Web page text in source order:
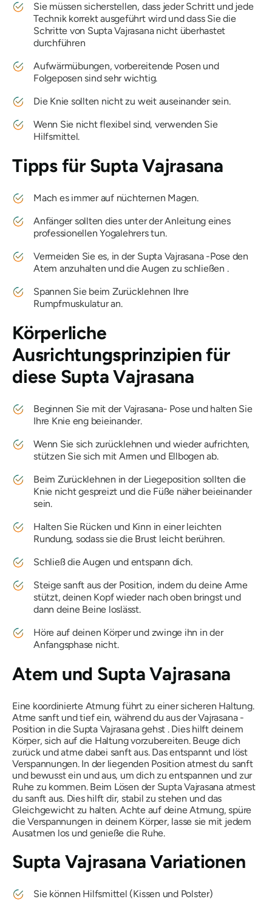
Sie müssen sicherstellen, dass jeder Schritt und jede
Technik korrekt ausgeführt wird und dass Sie die
Schritte von Supta Vajrasananicht überhastet
durchführen
Aufwärmübungen, vorbereitende Posen und
Folgeposen sind sehr wichtig.
Die Knie sollten nicht zu weit auseinander sein.
Wenn Sie nicht flexibel sind, verwenden Sie
Hilfsmittel.
Tipps für Supta Vajrasana
Mach es immer auf nüchternen Magen.
Anfänger sollten dies unter der Anleitung eines
professionellen Yogalehrers tun.
Vermeiden Sie es, in der Supta Vajrasana-Pose den
Atem anzuhalten und die Augen zu schließen .
Spannen Sie beim Zurücklehnen Ihre
Rumpfmuskulatur an.
Körperliche
Ausrichtungsprinzipien für
diese Supta Vajrasana
Beginnen Sie mit derVajrasana- Pose und halten Sie
Ihre Knie eng beieinander.
Wenn Sie sich zurücklehnen und wieder aufrichten,
stützen Sie sich mit Armen und Ellbogen ab.
Beim Zurücklehnen in der Liegeposition sollten die
Knie nicht gespreizt und die Füße näher beieinander
sein.
Halten Sie Rücken und Kinn in einer leichten
Rundung, sodass sie die Brust leicht berühren.
Schließ die Augen und entspann dich.
Steige sanft aus der Position, indem du deine Arme
stützt, deinen Kopf wieder nach oben bringst und
dann deine Beine loslässt.
Höre auf deinen Körper und zwinge ihn in der
Anfangsphase nicht.
Atem und Supta Vajrasana
Eine koordinierte Atmung führt zu einer sicheren Haltung.
Atme sanft und tief ein, während du aus derVajrasana-
Position in die Supta Vajrasanagehst . Dies hilft deinem
Körper, sich auf die Haltung vorzubereiten. Beuge dich
zurück und atme dabei sanft aus. Das entspannt und löst
Verspannungen. In der liegenden Position atmest du sanft
und bewusst ein und aus, um dich zu entspannen und zur
Ruhe zu kommen. Beim Lösen der Supta Vajrasanaatmest
du sanft aus. Dies hilft dir, stabil zu stehen und das
Gleichgewicht zu halten. Achte auf deine Atmung, spüre
die Verspannungen in deinem Körper, lasse sie mit jedem
Ausatmen los und genieße die Ruhe.
Supta VajrasanaVariationen
Sie können Hilfsmittel (Kissen und Polster)